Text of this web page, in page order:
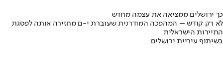
כך ירושלים ממציאה את עצמה מחדש
לא רק קודש – המהפכה המודרנית שעוברת י-ם מחזירה אותה לפסגת
התיירות הישראלית
בשיתוף עיריית ירושלים